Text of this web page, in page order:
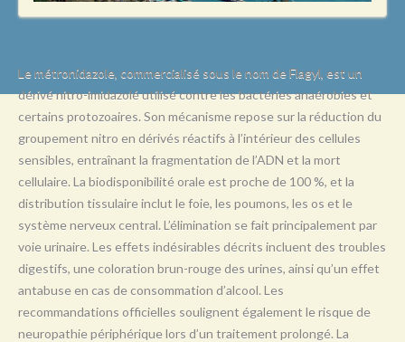
P
Q
R
S
T
U
W
Le métronidazole, commercialisé sous le nom de Flagyl, est un
dérivé nitro-imidazolé utilisé contre les bactéries anaérobies et
certains protozoaires. Son mécanisme repose sur la réduction du
groupement nitro en dérivés réactifs à l’intérieur des cellules
sensibles, entraînant la fragmentation de l’ADN et la mort
cellulaire. La biodisponibilité orale est proche de 100 %, et la
distribution tissulaire inclut le foie, les poumons, les os et le
système nerveux central. L’élimination se fait principalement par
voie urinaire. Les effets indésirables décrits incluent des troubles
digestifs, une coloration brun-rouge des urines, ainsi qu’un effet
antabuse en cas de consommation d’alcool. Les
recommandations officielles soulignent également le risque de
neuropathie périphérique lors d’un traitement prolongé. La